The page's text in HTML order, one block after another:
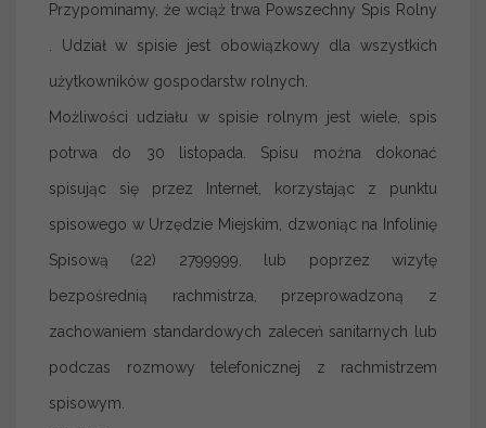
Przypominamy, że wciąż trwa Powszechny Spis Rolny
. Udział w spisie jest obowiązkowy dla wszystkich
użytkowników gospodarstw rolnych.
Możliwości udziału w spisie rolnym jest wiele, spis
potrwa do 30 listopada. Spisu można dokonać
spisując się przez Internet, korzystając z punktu
spisowego w Urzędzie Miejskim, dzwoniąc na Infolinię
Spisową (22) 2799999, lub poprzez wizytę
bezpośrednią rachmistrza, przeprowadzoną z
zachowaniem standardowych zaleceń sanitarnych lub
podczas rozmowy telefonicznej z rachmistrzem
spisowym.